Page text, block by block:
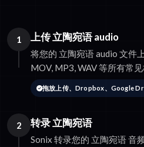
1 上传 立陶宛语 audio
将您的 立陶宛语 audio 文件
MOV, MP3, WAV 等所有常见
拖放上传、Dropbox、Google
2 转录 立陶宛语
Sonix 转录您的 立陶宛语 音